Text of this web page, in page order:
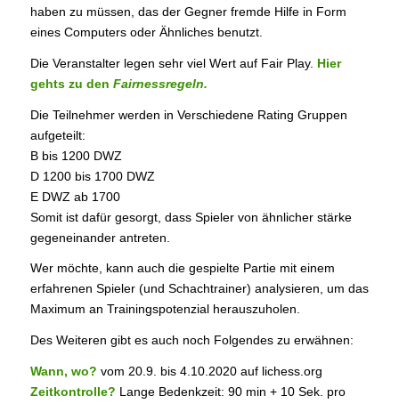
haben zu müssen, das der Gegner fremde Hilfe in Form
eines Computers oder Ähnliches benutzt.
Die Veranstalter legen sehr viel Wert auf Fair Play.
Hier
gehts zu den Fairnessregeln.
Die Teilnehmer werden in Verschiedene Rating Gruppen
aufgeteilt:
B bis 1200 DWZ
D 1200 bis 1700 DWZ
E DWZ ab 1700
Somit ist dafür gesorgt, dass Spieler von ähnlicher stärke
gegeneinander antreten.
Wer möchte, kann auch die gespielte Partie mit einem
erfahrenen Spieler (und Schachtrainer) analysieren, um das
Maximum an Trainingspotenzial herauszuholen.
Des Weiteren gibt es auch noch Folgendes zu erwähnen:
Wann, wo? vom 20.9. bis 4.10.2020 auf lichess.org
Zeitkontrolle? Lange Bedenkzeit: 90 min + 10 Sek. pro